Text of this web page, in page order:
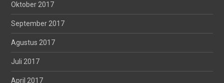
Oktober 2017
September 2017
Agustus 2017
Juli 2017
April 2017